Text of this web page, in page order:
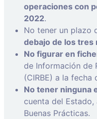
operaciones con
2022.
No tener un plazo
debajo de los tres
No figurar en
de Información de
(CIRBE) a la fecha
No tener ninguna
cuenta del
Buenas Prácticas.